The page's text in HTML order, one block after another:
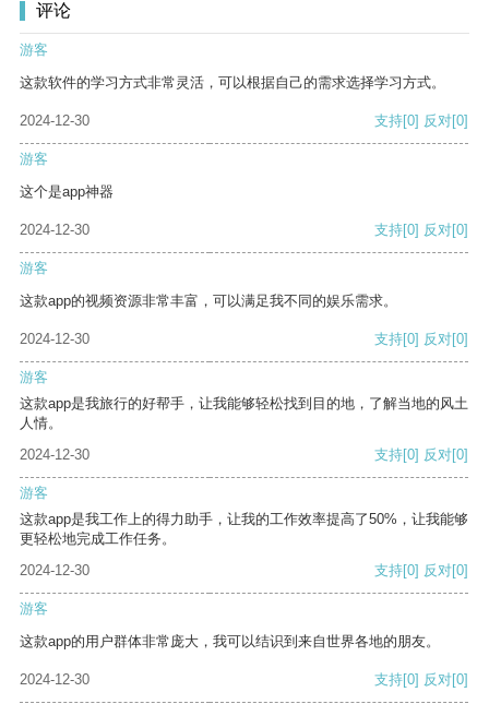
评论
游客
这款软件的学习方式非常灵活，可以根据自己的需求选择学习方式。
2024-12-30 支持[0] 反对[0]
游客
这个是app神器
2024-12-30 支持[0] 反对[0]
游客
这款app的视频资源非常丰富，可以满足我不同的娱乐需求。
2024-12-30 支持[0] 反对[0]
游客
这款app是我旅行的好帮手，让我能够轻松找到目的地，了解当地的风土
人情。
2024-12-30
支持[0] 反对[0]
游客
这款app是我工作上的得力助手，让我的工作效率提高了50%，让我能够
更轻松地完成工作任务。
2024-12-30
支持[0] 反对[0]
游客
这款app的用户群体非常庞大，我可以结识到来自世界各地的朋友。
2024-12-30 支持[0] 反对[0]